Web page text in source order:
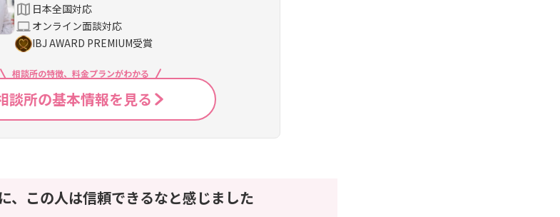
日本全国対応
オンライン面談対応
IBJ AWARD PREMIUM受賞
相談所の特徴、料金プランがわかる
談所の基本情報を見る
、この人は信頼できるなと感じました